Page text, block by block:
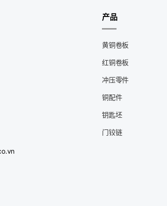
产品
黄铜卷板
红铜卷板
冲压零件
铜配件
钥匙坯
门铰链